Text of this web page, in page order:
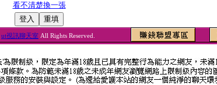
看不清楚換一張
ut視訊聊天室 All Rights Reserved.